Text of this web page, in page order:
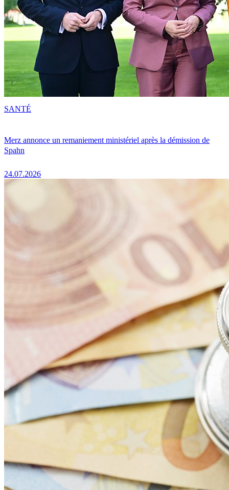
Merz annonce un remaniement ministériel après la démission de
Spahn
24.07.2026
SANTÉ